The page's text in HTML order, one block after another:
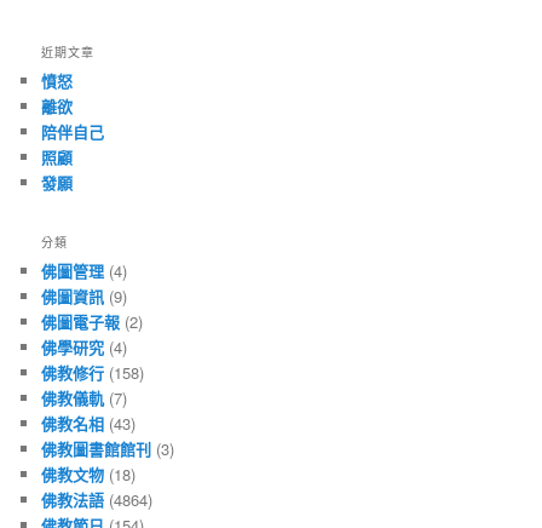
近期文章
憤怒
離欲
陪伴自己
照顧
發願
分類
佛圖管理 (4)
佛圖資訊 (9)
佛圖電子報 (2)
佛學研究 (4)
佛教修行 (158)
佛教儀軌(7)
佛教名相 (43)
佛教圖書館館刊 (3)
佛教文物 (18)
佛教法語 (4864)